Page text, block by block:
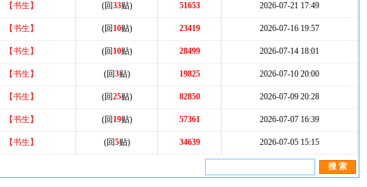
【书生】 (回33贴) 51653 2026-07-21 17:49
【书生】 (回 10贴) 23419 2026-07-16 19:57
【书生】 (回 10贴) 28499 2026-07-14 18:01
【书生】 (回3贴) 19825 2026-07-10 20:00
【书生】 (回25贴) 82850 2026-07-09 20:28
【书生】 (回 19贴) 57361 2026-07-07 16:39
【书生】 (回5贴) 34639 2026-07-05 15:15